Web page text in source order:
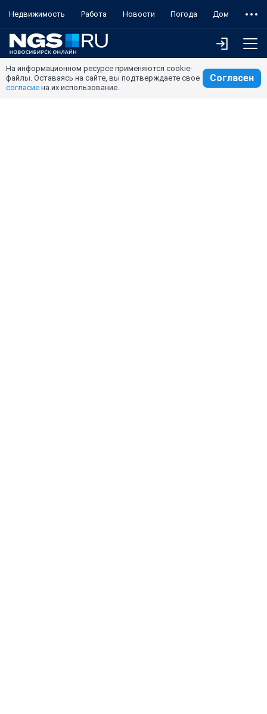
Недвижимость Работа Новости Погода Дом
На информационном ресурсе применяются cookie-
файлы. Оставаясь на сайте, вы подтверждаете свое
согласие на их использование.
Согласен